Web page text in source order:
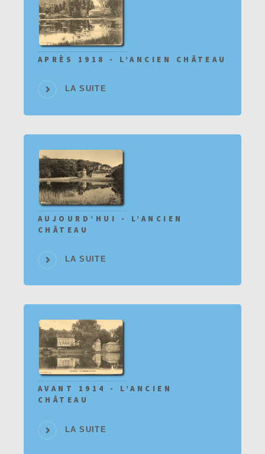
APRÈS 1918 - L’ANCIEN CHÂTEAU
LA SUITE
AUJOURD’HUI - L’ANCIEN
CHÂTEAU
LA SUITE
AVANT 1914 - L’ANCIEN
CHÂTEAU
LA SUITE